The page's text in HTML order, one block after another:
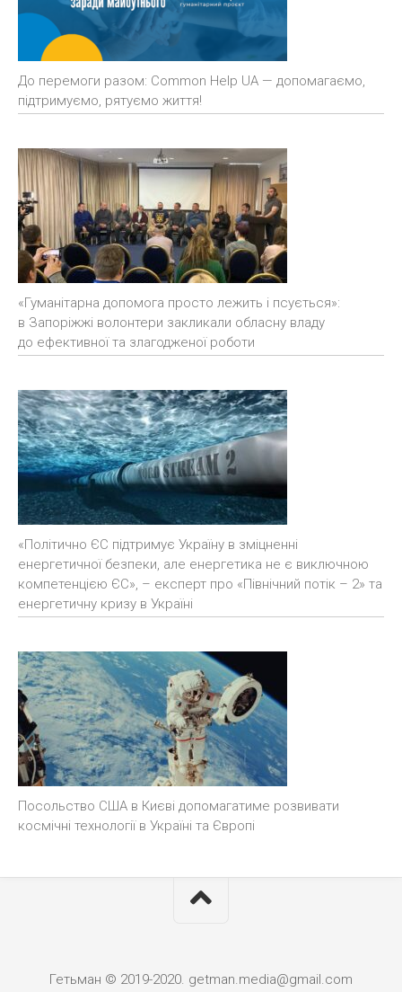
До перемоги разом: Common Help UA — допомагаємо,
підтримуємо, рятуємо життя!
«Гуманітарна допомога просто лежить і псується»:
в Запоріжжі волонтери закликали обласну владу
до ефективної та злагодженої роботи
«Політично ЄС підтримує Україну в зміцненні
енергетичної безпеки, але енергетика не є виключною
компетенцією ЄС», – експерт про «Північний потік – 2» та
енергетичну кризу в Україні
Посольство США в Києві допомагатиме розвивати
космічні технології в Україні та Європі
Гетьман © 2019-2020. getman.media@gmail.com